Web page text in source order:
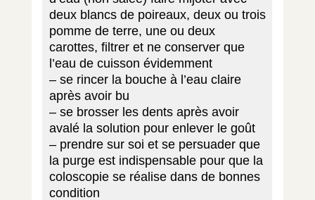
deux blancs de poireaux, deux ou trois
pomme de terre, une ou deux
carottes, filtrer et ne conserver que
l’eau de cuisson évidemment
– se rincer la bouche à l’eau claire
après avoir bu
– se brosser les dents après avoir
avalé la solution pour enlever le goût
– prendre sur soi et se persuader que
la purge est indispensable pour que la
coloscopie se réalise dans de bonnes
condition